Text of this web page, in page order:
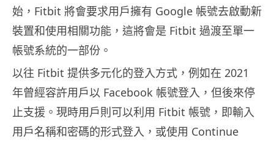
始，Fitbit 將會要求用戶擁有 Google 帳號去啟動新
裝置和使用相關功能，這將會是 Fitbit 過渡至單一
帳號系統的一部份。
以往 Fitbit 提供多元化的登入方式，例如在 2021
年曾經容許用戶以 Facebook 帳號登入，但後來停
止支援。現時用戶則可以利用 Fitbit 帳號，即輸入
用戶名稱和密碼的形式登入，或使用 Continue